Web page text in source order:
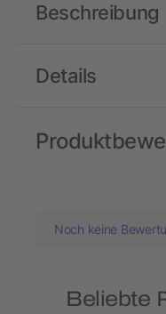
Details
Beschreibung
Noch keine
Beliebte